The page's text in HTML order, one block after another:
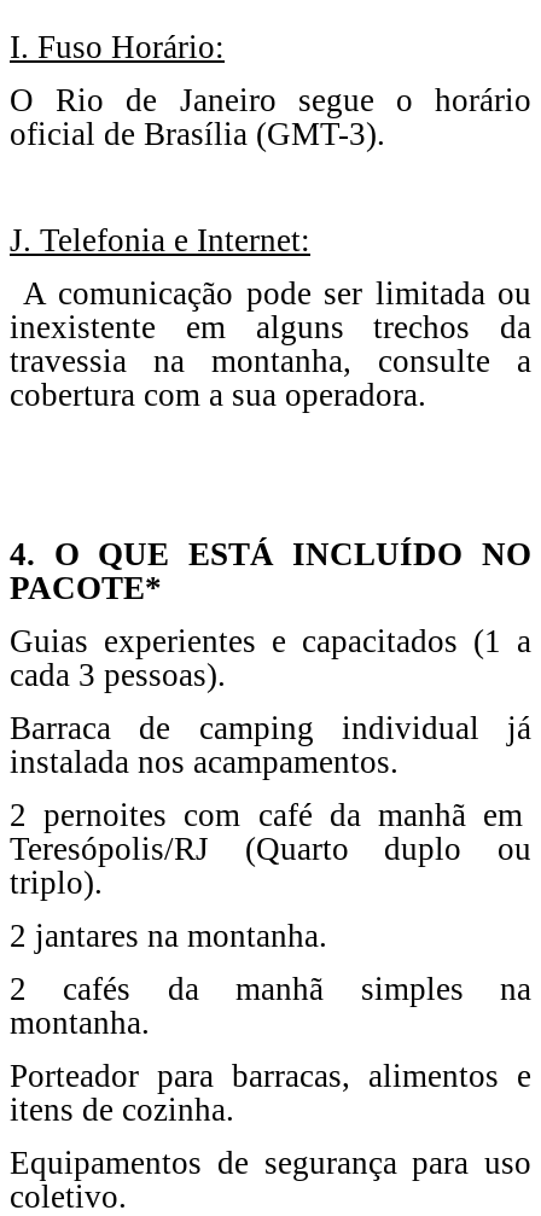
I. Fuso Horário:
O Rio de Janeiro segue o horário
oficial de Brasília (GMT-3).
J. Telefonia e Internet:
A comunicação pode ser limitada ou
inexistente em alguns trechos da
travessia na montanha, consulte a
cobertura com a sua operadora.
4. O QUE ESTÁ INCLUÍDO NO
PACOTE*
Guias experientes e capacitados (1 a
cada 3 pessoas).
Barraca de camping individual já
instalada nos acampamentos.
2 pernoites com café da manhã em
Teresópolis/RJ (Quarto duplo ou
triplo).
2 jantares na montanha.
2 cafés da manhã simples na
montanha.
Porteador para barracas, alimentos e
itens de cozinha.
Equipamentos de segurança para uso
coletivo.